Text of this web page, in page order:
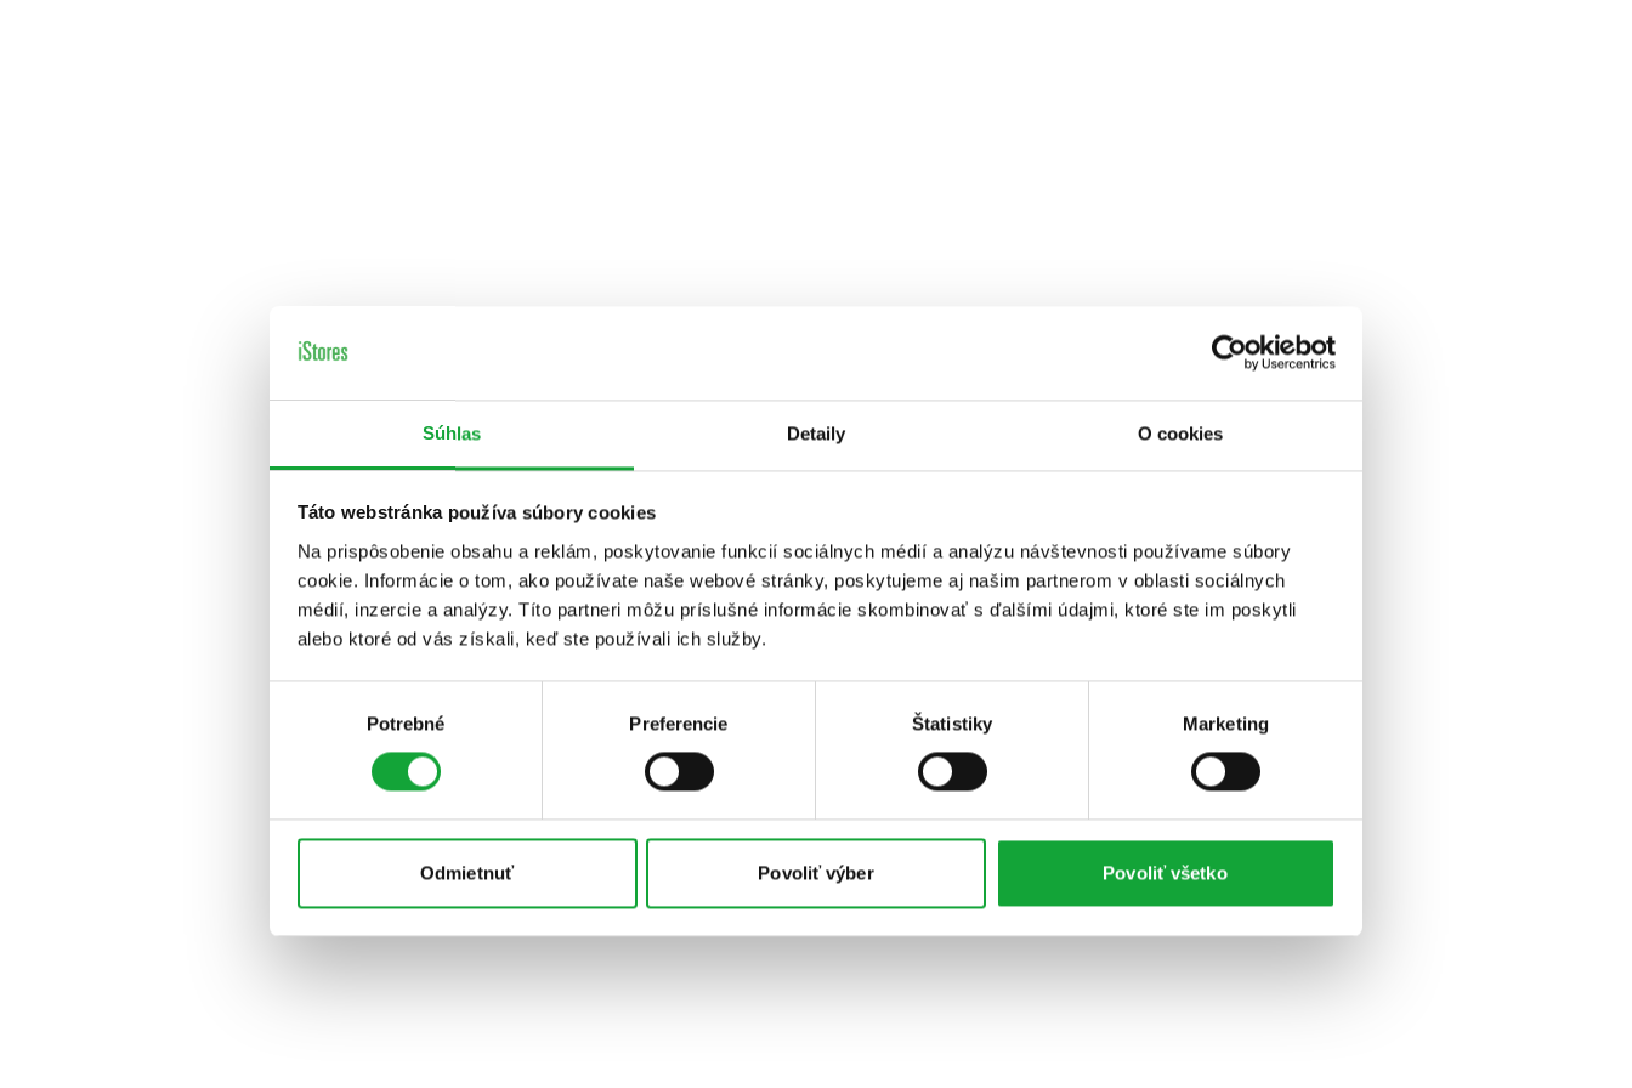
Súhlas Detaily O cookies
Táto webstránka používa súbory cookies
Na prispôsobenie obsahu a reklám, poskytovanie funkcií sociálnych médií a analýzu návštevnosti používame súbory
cookie. Informácie o tom, ako používate naše webové stránky, poskytujeme aj našim partnerom v oblasti sociálnych
médií, inzercie a analýzy. Títo partneri môžu príslušné informácie skombinovať s ďalšími údajmi, ktoré ste im poskytli
alebo ktoré od vás získali, keď ste používali ich služby.
Potrebné Preferencie Štatistiky Marketing
Odmietnuť Povoliť výber Povoliť všetko